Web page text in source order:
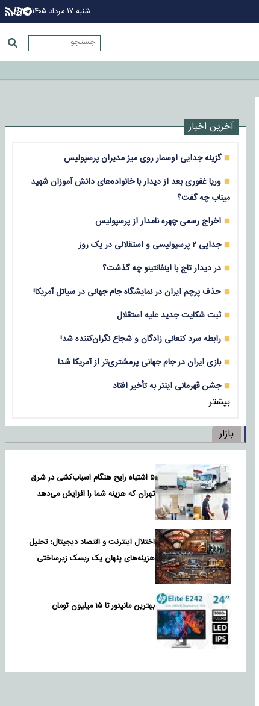
شنبه ۱۷ مرداد ۱۴۰۵
آخرین اخبار
گزینه جدایی اوسمار روی میز مدیران پرسپولیس
وریا غفوری بعد از دیدار با خانواده‌های دانش آموزان شهید
میناب چه گفت؟
اخراج رسمی چهره نامدار از پرسپولیس
جدایی ۲ پرسپولیسی و استقلالی در یک روز
در دیدار تاج با اینفانتینو چه گذشت؟
حذف پرچم ایران در نمایشگاه جام جهانی در سیاتل آمریکا!
ثبت شکایت جدید علیه استقلال
رابطه سرد کنعانی زادگان و شجاع نگران‌کننده شد!
بازی‌ ایران در جام جهانی پرمشتری‌تر از آمریکا شد!
جشن قهرمانی اینتر به تأخیر افتاد
بیشتر
بازار
۵ اشتباه رایج هنگام اسباب‌کشی در شرق
تهران که هزینه شما را افزایش می‌دهد
اختلال اینترنت و اقتصاد دیجیتال؛ تحلیل
هزینه‌های پنهان یک ریسک زیرساختی
بهترین مانیتور تا ۱۵ میلیون تومان